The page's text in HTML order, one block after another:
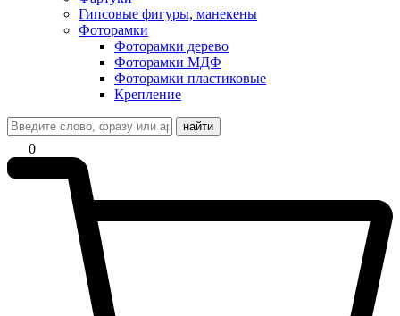
Гипсовые фигуры, манекены
Фоторамки
Фоторамки дерево
Фоторамки МДФ
Фоторамки пластиковые
Крепление
найти
0